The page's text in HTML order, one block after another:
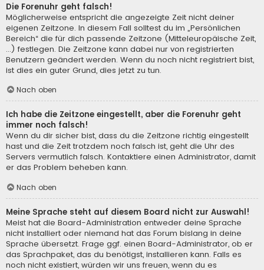
Die Forenuhr geht falsch!
Möglicherweise entspricht die angezeigte Zeit nicht deiner
eigenen Zeitzone. In diesem Fall solltest du im „Persönlichen
Bereich“ die für dich passende Zeitzone (Mitteleuropäische Zeit,
...) festlegen. Die Zeitzone kann dabei nur von registrierten
Benutzern geändert werden. Wenn du noch nicht registriert bist,
ist dies ein guter Grund, dies jetzt zu tun.
Nach oben
Ich habe die Zeitzone eingestellt, aber die Forenuhr geht
immer noch falsch!
Wenn du dir sicher bist, dass du die Zeitzone richtig eingestellt
hast und die Zeit trotzdem noch falsch ist, geht die Uhr des
Servers vermutlich falsch. Kontaktiere einen Administrator, damit
er das Problem beheben kann.
Nach oben
Meine Sprache steht auf diesem Board nicht zur Auswahl!
Meist hat die Board-Administration entweder deine Sprache
nicht installiert oder niemand hat das Forum bislang in deine
Sprache übersetzt. Frage ggf. einen Board-Administrator, ob er
das Sprachpaket, das du benötigst, installieren kann. Falls es
noch nicht existiert, würden wir uns freuen, wenn du es